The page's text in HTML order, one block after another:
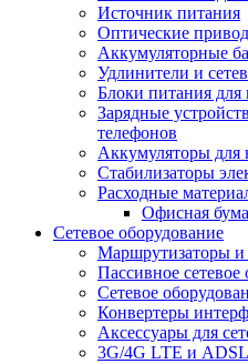
Источник питания
Оптические
Аккумуляторные
Удлинители и
Блоки питания для
Зарядные
телефонов
Аккумуляторы для
Стабилизаторы
Расходные
Офисная
Сетевое оборудование
Маршрутизаторы и
Пассивное сетевое
Сетевое
Конвертеры
Аксессуары для
3G/4G LTE и